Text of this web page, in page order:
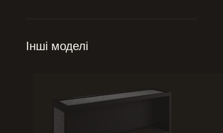
Інші моделі